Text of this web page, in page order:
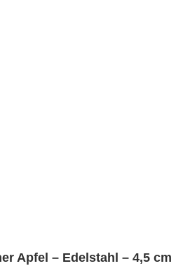
Apfel – Edelstahl – 4,5 cm